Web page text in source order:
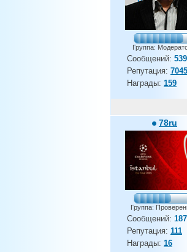
Группа:
Сообщений: 539
Репутация: 7045
Награды: 159
78ru
Группа:
Сообщений: 187
Репутация: 111
Награды: 16